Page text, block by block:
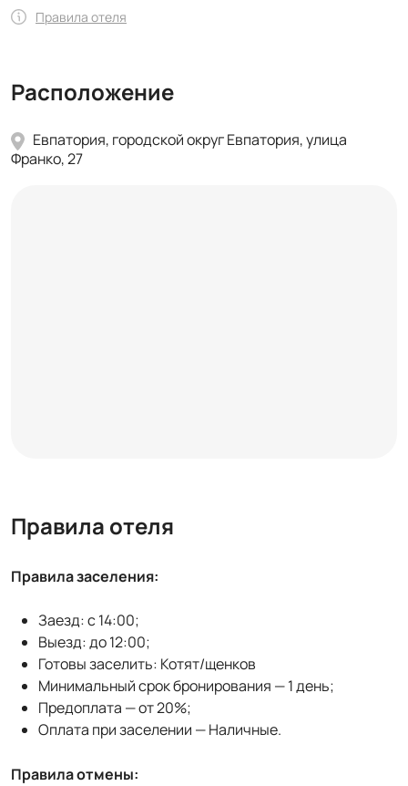
Правила отеля
Расположение
Евпатория, городской округ Евпатория, улица
Франко, 27
Правила отеля
Правила заселения:
Заезд: с 14:00;
Выезд: до 12:00;
Готовы заселить: Котят/щенков
Минимальный срок бронирования — 1 день;
Предоплата — от 20%;
Оплата при заселении — Наличные.
Правила отмены: